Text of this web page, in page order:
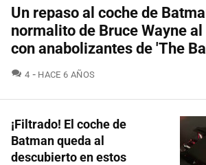
Un repaso al coche de
normalito de Bruce Wayne
con anabolizantes de 'The
4 COMENTARIOS
HACE 6 AÑOS
¡Filtrado! El coche de
Batman queda al
descubierto en estos